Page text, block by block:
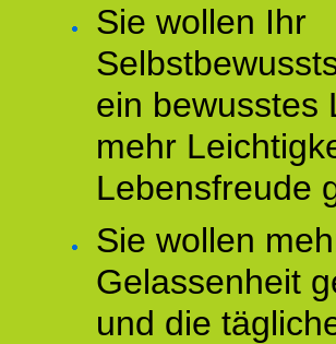
Sie wollen Ihr
ein bewusstes
mehr
Lebensfreude
Sie wollen
Gelassenheit
und die